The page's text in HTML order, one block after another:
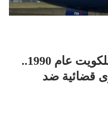
احتجزوا رهائن إبان غزو صدام للكويت عام 1990..
قضائية ضد